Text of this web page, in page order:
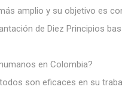
amplio y su objetivo es
de Diez Principios
en Colombia?
son eficaces en su